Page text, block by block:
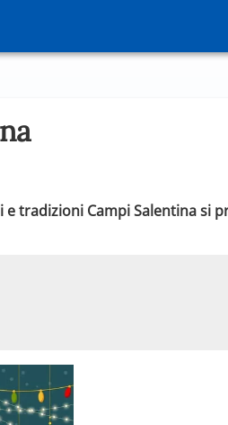
tradizioni Campi Salentina si